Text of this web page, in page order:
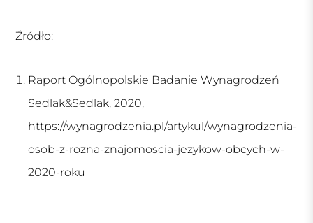
Źródło:
Raport Ogólnopolskie Badanie Wynagrodzeń
Sedlak&Sedlak, 2020,
https://wynagrodzenia.pl/artykul/wynagrodzenia-
osob-z-rozna-znajomoscia-jezykow-obcych-w-
2020-roku